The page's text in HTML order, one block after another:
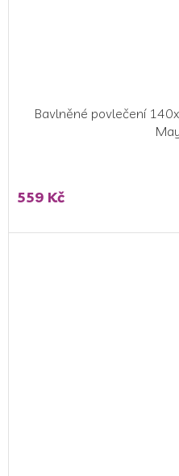
Bavlněné povlečení
559 Kč